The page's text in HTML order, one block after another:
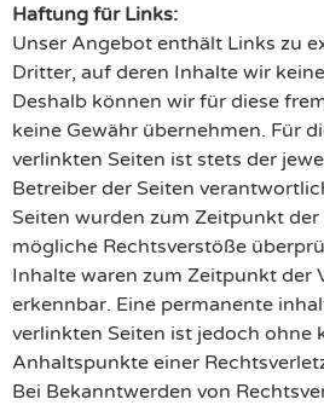
Haftung für Links:
Unser Angebot enthält Links zu
Dritter, auf deren Inhalte wir
Deshalb können wir für diese
keine Gewähr übernehmen. Für
verlinkten Seiten ist stets der
Betreiber der Seiten
Seiten wurden zum Zeitpunkt
mögliche Rechtsverstöße
Inhalte waren zum Zeitpunkt der
erkennbar. Eine permanente
verlinkten Seiten ist jedoch ohne
Anhaltspunkte einer
Bei Bekanntwerden von